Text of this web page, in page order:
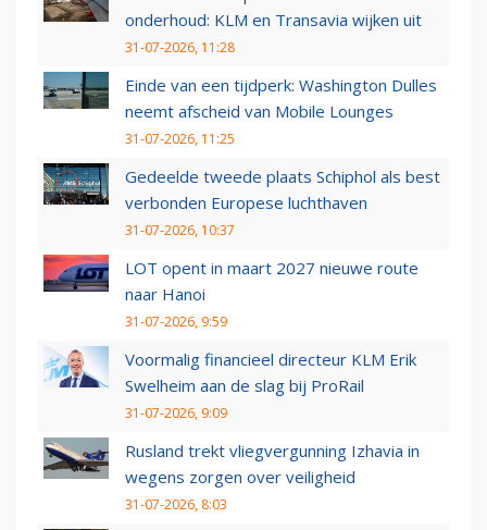
onderhoud: KLM en Transavia wijken uit
31-07-2026, 11:28
Einde van een tijdperk: Washington Dulles
neemt afscheid van Mobile Lounges
31-07-2026, 11:25
Gedeelde tweede plaats Schiphol als best
verbonden Europese luchthaven
31-07-2026, 10:37
LOT opent in maart 2027 nieuwe route
naar Hanoi
31-07-2026, 9:59
Voormalig financieel directeur KLM Erik
Swelheim aan de slag bij ProRail
31-07-2026, 9:09
Rusland trekt vliegvergunning Izhavia in
wegens zorgen over veiligheid
31-07-2026, 8:03